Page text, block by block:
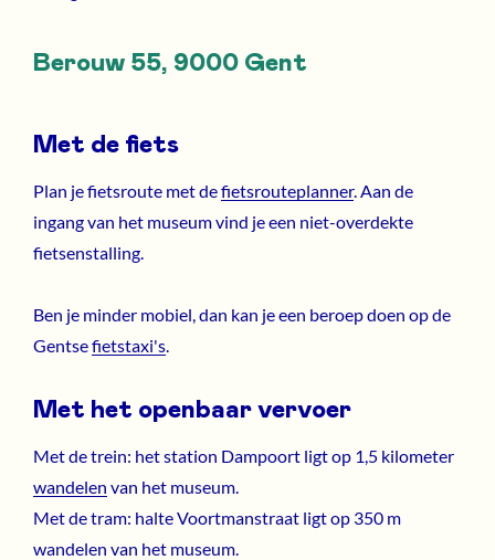
Berouw 55, 9000 Gent
Met de fiets
Plan je fietsroute met defietsrouteplanner. Aan de
ingang van het museum vind je een niet-overdekte
fietsenstalling.
Ben je minder mobiel, dan kan je een beroep doen op de
Gentsefietstaxi's.
Met het openbaar vervoer
Met de trein: het station Dampoort ligt op 1,5 kilometer
wandelen van het museum.
Met de tram: halte Voortmanstraat ligt op 350 m
wandelen van het museum.